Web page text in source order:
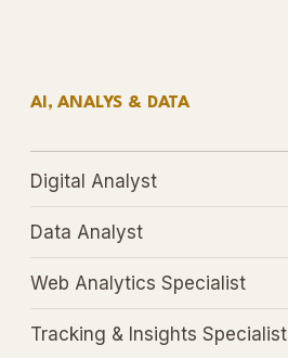
AI, ANALYS & DATA
Digital Analyst
Data Analyst
Web Analytics Specialist
Tracking & Insights Specialist